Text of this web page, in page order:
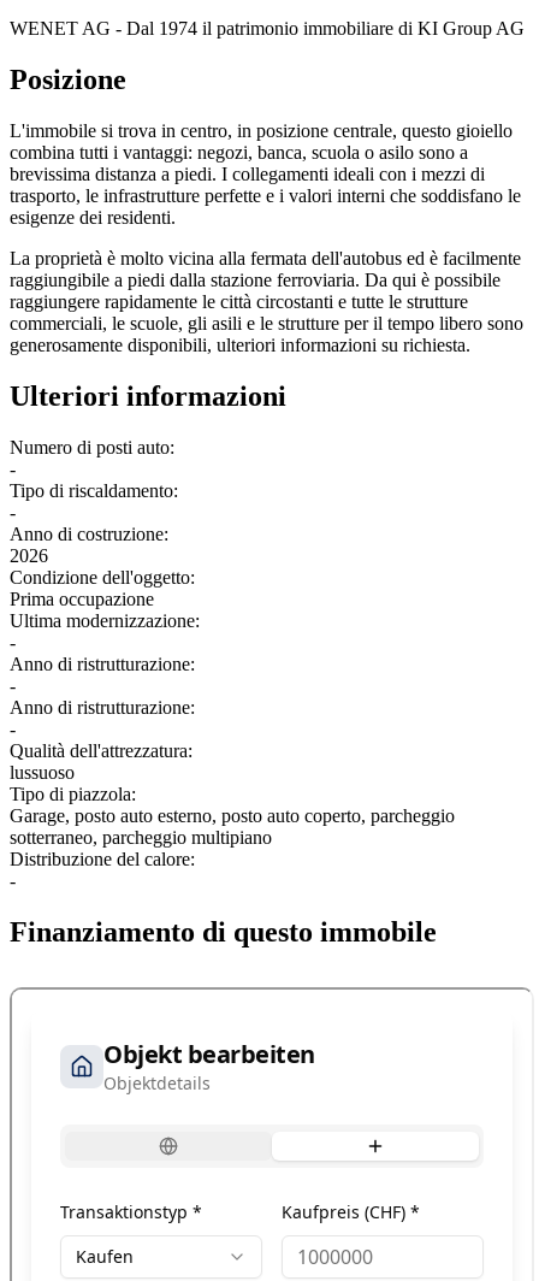
WENET AG - Dal 1974 il patrimonio immobiliare di KI Group AG
Posizione
L'immobile si trova in centro, in posizione centrale, questo gioiello
combina tutti i vantaggi: negozi, banca, scuola o asilo sono a
brevissima distanza a piedi. I collegamenti ideali con i mezzi di
trasporto, le infrastrutture perfette e i valori interni che soddisfano le
esigenze dei residenti.
La proprietà è molto vicina alla fermata dell'autobus ed è facilmente
raggiungibile a piedi dalla stazione ferroviaria. Da qui è possibile
raggiungere rapidamente le città circostanti e tutte le strutture
commerciali, le scuole, gli asili e le strutture per il tempo libero sono
generosamente disponibili, ulteriori informazioni su richiesta.
Ulteriori informazioni
Numero di posti auto:
-
Tipo di riscaldamento:
-
Anno di costruzione:
2026
Condizione dell'oggetto:
Prima occupazione
Ultima modernizzazione:
-
Anno di ristrutturazione:
-
Anno di ristrutturazione:
-
Qualità dell'attrezzatura:
lussuoso
Tipo di piazzola:
Garage, posto auto esterno, posto auto coperto, parcheggio
sotterraneo, parcheggio multipiano
Distribuzione del calore:
-
Finanziamento di questo immobile